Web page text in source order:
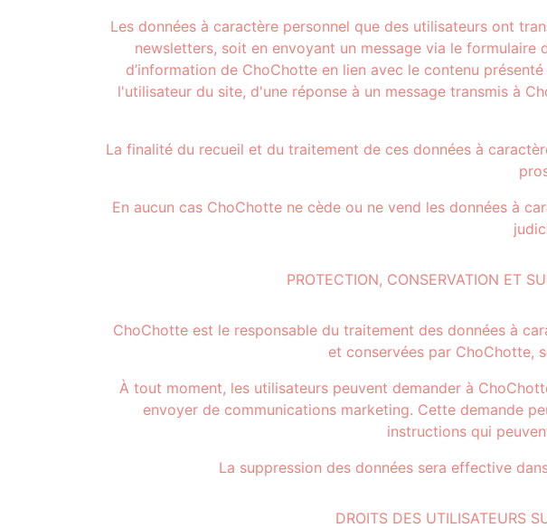
Les données à caractère personnel que des utilisateurs ont
newsletters, soit en envoyant un message via le
d’information de ChoChotte en lien avec le contenu
l'utilisateur du site, d'une réponse à un message transmis à
La finalité du recueil et du traitement de ces données à
En aucun cas ChoChotte ne cède ou ne vend les données à
PROTECTION, CONSERVATION ET
ChoChotte est le responsable du traitement des données à
et conservées par ChoChotte,
À tout moment, les utilisateurs peuvent demander à
envoyer de communications marketing. Cette demande
instructions qui
La suppression des données sera effective
DROITS DES UTILISATEURS